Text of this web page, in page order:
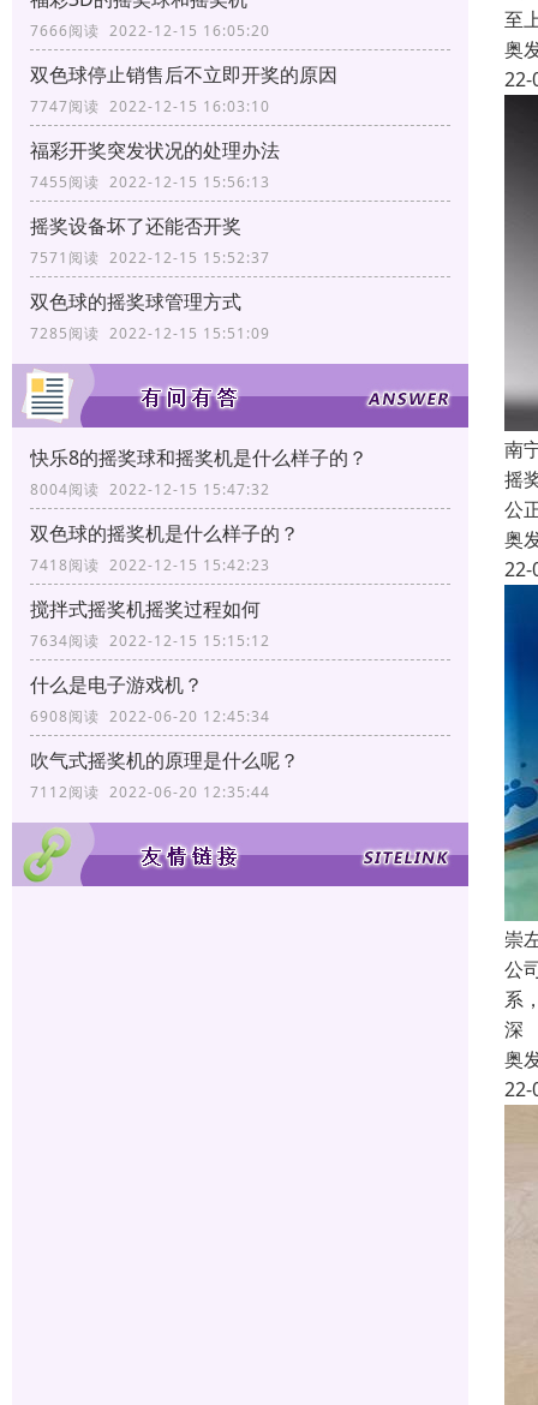
7666阅读 2022-12-15 16:05:20
双色球停止销售后不立即开奖的原因
7747阅读 2022-12-15 16:03:10
福彩开奖突发状况的处理办法
7455阅读 2022-12-15 15:56:13
摇奖设备坏了还能否开奖
7571阅读 2022-12-15 15:52:37
双色球的摇奖球管理方式
7285阅读 2022-12-15 15:51:09
快乐8的摇奖球和摇奖机是什么样子的？
8004阅读 2022-12-15 15:47:32
双色球的摇奖机是什么样子的？
7418阅读 2022-12-15 15:42:23
搅拌式摇奖机摇奖过程如何
7634阅读 2022-12-15 15:15:12
什么是电子游戏机？
6908阅读 2022-06-20 12:45:34
吹气式摇奖机的原理是什么呢？
7112阅读 2022-06-20 12:35:44
至
奥
22-
南
摇
公
奥
22-
崇
公
系
深
奥
22-